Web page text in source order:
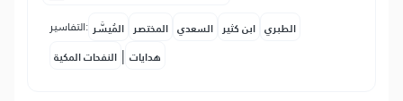
التفاسير: المُيسَّر المختصر السعدي ابن كثير الطبري
النفحات المكية | هدايات